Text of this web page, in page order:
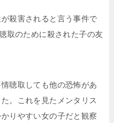
殺害されると言う事件で
取のために殺された子の友
聴取しても他の恐怖があ
。これを見たメンタリス
りやすい女の子だと観察